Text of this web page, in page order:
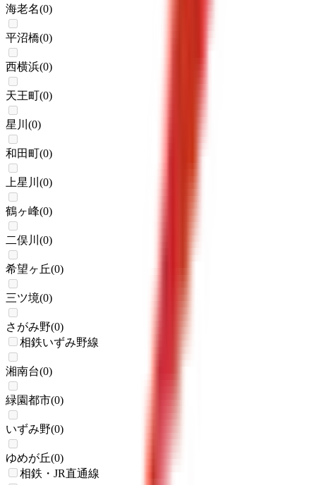
海老名(0)
平沼橋(0)
西横浜(0)
天王町(0)
星川 (0)
和田町(0)
上星川 (0)
鶴ヶ峰(0)
二俣川 (0)
希望ヶ丘(0)
三ツ境(0)
さがみ野(0)
相鉄いずみ野線
湘南台(0)
緑園都市(0)
いずみ野(0)
ゆめが丘(0)
相鉄・JR直通線